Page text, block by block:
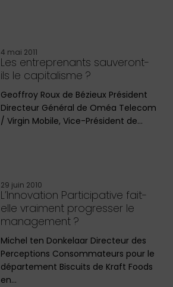
4 mai 2011
Les entreprenants sauveront-
ils le capitalisme ?
Geoffroy Roux de Bézieux Président
Directeur Général de Oméa Telecom
/ Virgin Mobile, Vice-Président de…
29 juin 2010
L’Innovation Participative fait-
elle vraiment progresser le
management ?
Michel ten Donkelaar Directeur des
Perceptions Consommateurs pour le
département Biscuits de Kraft Foods
en…